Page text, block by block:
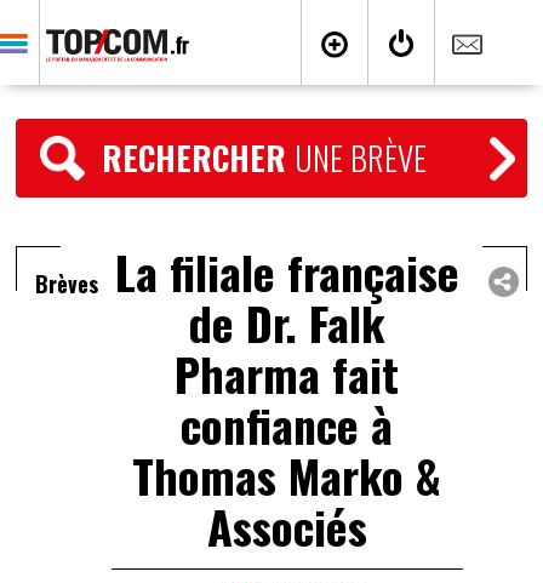
RECHERCHER UNE BRÈVE
Brèves La filiale française
de Dr. Falk
Pharma fait
confiance à
Thomas Marko &
Associés